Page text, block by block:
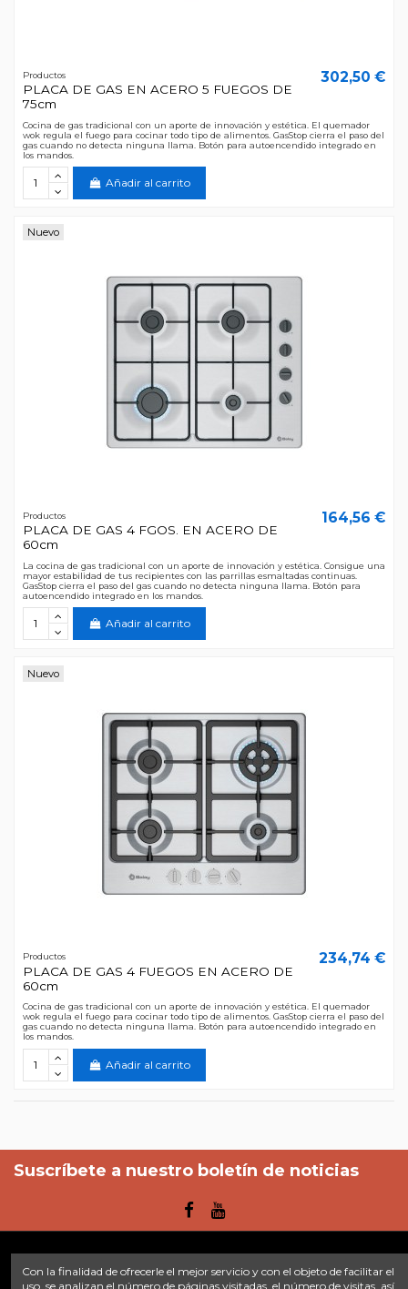
Productos
PLACA DE GAS EN ACERO 5 FUEGOS DE
75cm
302,50 €
Cocina de gas tradicional con un aporte de innovación y estética. El quemador
wok regula el fuego para cocinar todo tipo de alimentos. GasStop cierra el paso del
gas cuando no detecta ninguna llama. Botón para autoencendido integrado en
los mandos.
Añadir al carrito
Nuevo
Productos
PLACA DE GAS 4 FGOS. EN ACERO DE
60cm
164,56 €
La cocina de gas tradicional con un aporte de innovación y estética. Consigue una
mayor estabilidad de tus recipientes con las parrillas esmaltadas continuas.
GasStop cierra el paso del gas cuando no detecta ninguna llama. Botón para
autoencendido integrado en los mandos.
Añadir al carrito
Nuevo
Productos
PLACA DE GAS 4 FUEGOS EN ACERO DE
60cm
234,74 €
Cocina de gas tradicional con un aporte de innovación y estética. El quemador
wok regula el fuego para cocinar todo tipo de alimentos. GasStop cierra el paso del
gas cuando no detecta ninguna llama. Botón para autoencendido integrado en
los mandos.
Añadir al carrito
Suscríbete a nuestro boletín de noticias
Enlaces
Con la finalidad de ofrecerle el mejor servicio y con el objeto de facilitar el
uso, se analizan el número de páginas visitadas, el número de visitas, así